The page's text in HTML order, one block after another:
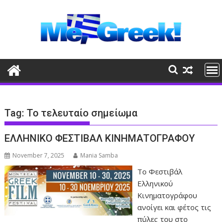
Tag:Το τελευταίο σημείωμα
ΕΛΛΗΝΙΚΟ ΦΕΣΤΙΒΑΛ ΚΙΝΗΜΑΤΟΓΡΑΦΟΥ
November 7, 2025 Mania Samba
Το Φεστιβάλ
Ελληνικού
Κινηματογράφου
ανοίγει και φέτος τις
πύλες του στο